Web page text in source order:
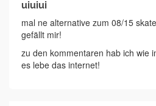
uiuiui
mal ne alternative zum 08/15
gefällt mir!
zu den kommentaren hab ich wie
es lebe das internet!